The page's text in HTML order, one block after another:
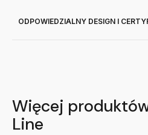
ODPOWIEDZIALNY DESIGN I
Więcej
Line